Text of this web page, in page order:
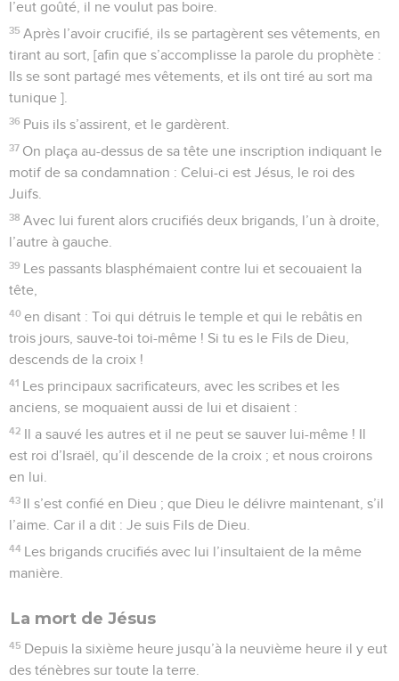
l’eut goûté, il ne voulut pas boire.
35 Après l’avoir crucifié, ils se partagèrent ses vêtements, en
tirant au sort, [afin que s’accomplisse la parole du prophète :
Ils se sont partagé mes vêtements, et ils ont tiré au sort ma
tunique ].
36 Puis ils s’assirent, et le gardèrent.
37 On plaça au-dessus de sa tête une inscription indiquant le
motif de sa condamnation : Celui-ci est Jésus, le roi des
Juifs.
38 Avec lui furent alors crucifiés deux brigands, l’un à droite,
l’autre à gauche.
39 Les passants blasphémaient contre lui et secouaient la
tête,
40 en disant : Toi qui détruis le temple et qui le rebâtis en
trois jours, sauve-toi toi-même ! Si tu es le Fils de Dieu,
descends de la croix !
41 Les principaux sacrificateurs, avec les scribes et les
anciens, se moquaient aussi de lui et disaient :
42 Il a sauvé les autres et il ne peut se sauver lui-même ! Il
est roi d’Israël, qu’il descende de la croix ; et nous croirons
en lui.
43 Il s’est confié en Dieu ; que Dieu le délivre maintenant, s’il
l’aime. Car il a dit : Je suis Fils de Dieu.
44 Les brigands crucifiés avec lui l’insultaient de la même
manière.
La mort de Jésus
45 Depuis la sixième heure jusqu’à la neuvième heure il y eut
des ténèbres sur toute la terre.